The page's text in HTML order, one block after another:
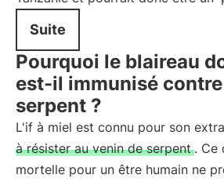
Suite
Pourquoi le blaireau
est-il immunisé
serpent ?
L'if à miel est connu pour son
à résister au venin de serpent . Ce
mortelle pour un être humain ne